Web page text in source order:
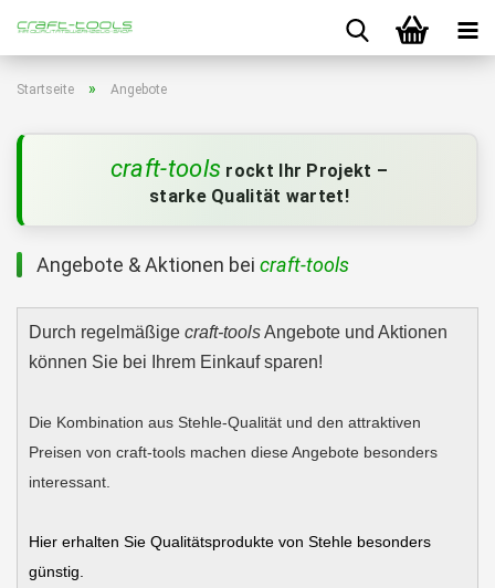
Startseite » Angebote
craft-tools rockt Ihr Projekt –
starke Qualität wartet!
Angebote & Aktionen bei craft-tools
Durch regelmäßige craft-toolsAngebote und Aktionen
können Sie bei Ihrem Einkauf sparen!
Die Kombination aus Stehle-Qualität und den attraktiven
Preisen von craft-tools machen diese Angebote besonders
interessant.
Hier erhalten Sie Qualitätsprodukte von Stehle besonders
günstig.